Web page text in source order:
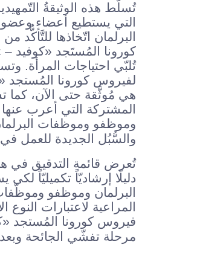
تُسلّط هذه الوثيقةُ
التي يستطيع أعضاء
البرلمان اتّخاذها للتَّأكُّد
تُلبّي احتياجات المرأة.
هي مُوثَّقة حتى الآن، كما
المشتركة التي أعرب
وموظفو وموظفات
والسُّبُل الجديدة للعمل في
تُعرض قائمة التدقيق في
دليلًا إرشاديّاً تكميليّاً
البرلمان وموظفو
المراعية لاعتبارات
مرحلة تفشّي الجائحة وبعد